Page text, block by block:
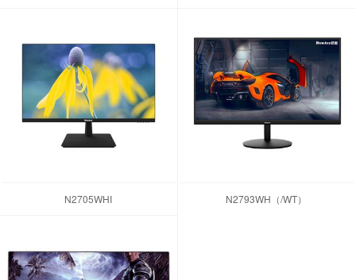
N2705WHI N2793WH（/WT）